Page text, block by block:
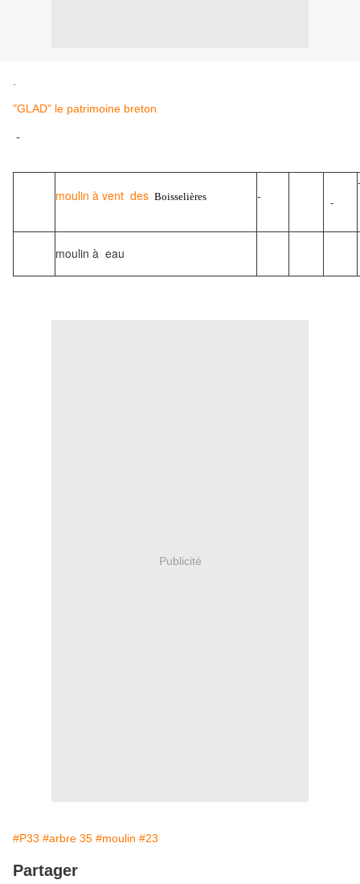
"GLAD" le patrimoine breton
-
moulin à vent des Boisselières - -
moulin à eau
Publicité
#P33 #arbre 35 #moulin #23
Partager